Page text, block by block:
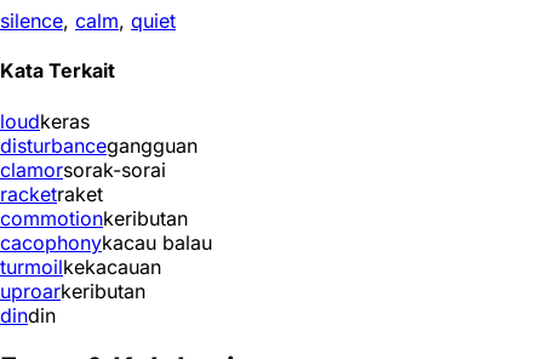
silence, calm, quiet
Kata Terkait
loudkeras
disturbancegangguan
clamorsorak-sorai
racketraket
commotionkeributan
cacophonykacau balau
turmoilkekacauan
uproarkeributan
dindin